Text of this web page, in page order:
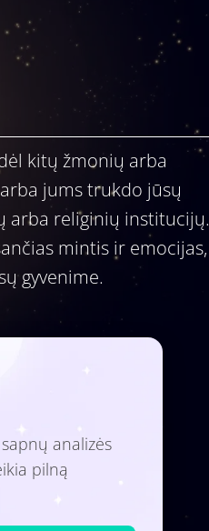
kitų žmonių arba
jums trukdo jūsų
arba religinių institucijų.
mintis ir emocijas,
gyvenime.
analizės
pilną